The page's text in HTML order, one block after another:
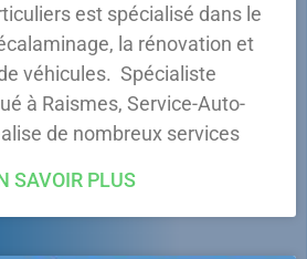
est spécialisé dans le
la rénovation et
véhicules. Spécialiste
à Raismes, Service-Auto-
de nombreux services
SAVOIR PLUS